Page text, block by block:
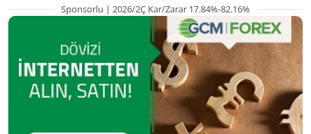
Sponsorlu | 2026/2Ç Kar/Zarar 17.84%-82.16%